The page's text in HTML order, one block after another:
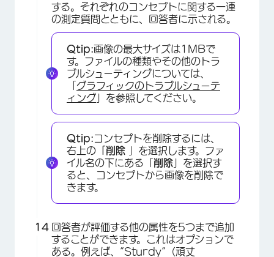
×
する。それぞれのコンセプトに関する一連
の測定質問とともに、回答者に示される。
Qtip:画像の最大サイズは1MBで
す。ファイルの種類やその他のトラ
ブルシューティングについては、
グラフィックのトラブルシューテ
ィング 」を参照してください。
Qtip:コンセプトを削除するには、
右上の 「削除
」を選択します。ファ
イル名の下にある「 削除 」を選択す
ると、コンセプトから画像を削除で
きます。
回答者が評価する他の属性を5つまで追加
することができます。これはオプションで
ある。例えば、”Sturdy”（頑丈